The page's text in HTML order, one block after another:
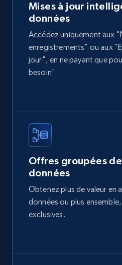
Home Depot US
URL, Domain, Country
Sku, Product id, Product
and more.
2.1K+
Etsy
URL, Product id, Listing
Reviews count shop,
price, and more.
Mises à jour
données
Accédez uniquement aux
enregistrements" ou aux
jour", en ne payant que
besoin"
Offres groupées
données
Obtenez plus de valeur en
données ou plus
exclusives.